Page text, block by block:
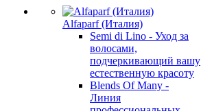
Alfaparf (Италия)
Semi di Lino - Уход за
волосами,
подчеркивающий вашу
естественную красоту
Blends Of Many -
Линия